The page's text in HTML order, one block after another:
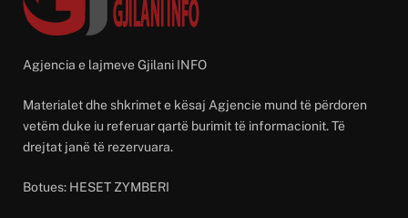
Agjencia e lajmeve Gjilani INFO
Materialet dhe shkrimet e kësaj Agjencie mund të përdoren
vetëm duke iu referuar qartë burimit të informacionit. Të
drejtat janë të rezervuara.
Botues: HESET ZYMBERI